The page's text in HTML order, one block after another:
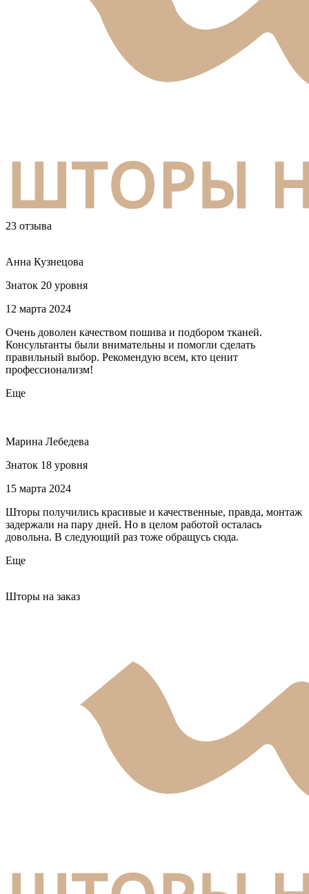
23 отзыва
Анна Кузнецова
Знаток 20 уровня
12 марта 2024
Очень доволен качеством пошива и подбором тканей.
Консультанты были внимательны и помогли сделать
правильный выбор. Рекомендую всем, кто ценит
профессионализм!
Еще
Марина Лебедева
Знаток 18 уровня
15 марта 2024
Шторы получились красивые и качественные, правда, монтаж
задержали на пару дней. Но в целом работой осталась
довольна. В следующий раз тоже обращусь сюда.
Еще
Шторы на заказ